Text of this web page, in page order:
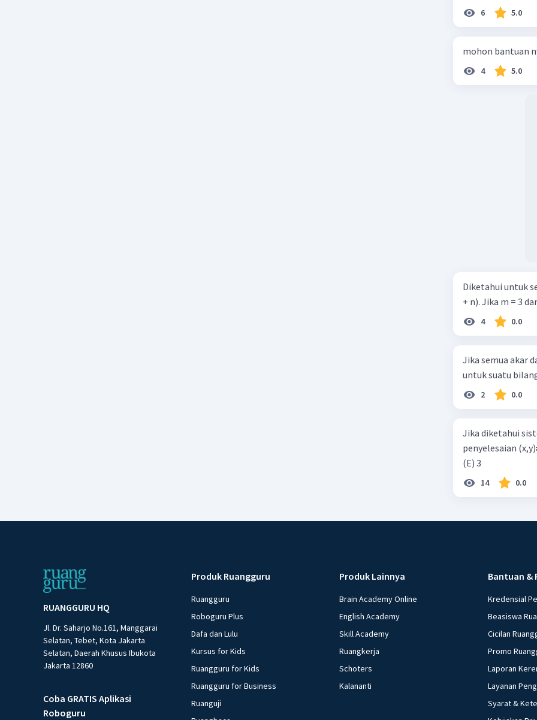
6 5.0
mohon bantuan
4 5.0
Diketahui untuk
+ n). Jika m = 3
4 0.0
Jika semua akar
untuk suatu
2 0.0
Jika diketahui
penyelesaian
(E) 3
14 0.0
RUANGGURU HQ
Jl. Dr. Saharjo No.161, Manggarai
Selatan, Tebet, Kota Jakarta
Selatan, Daerah Khusus Ibukota
Jakarta 12860
Coba GRATIS Aplikasi
Roboguru
Produk Ruangguru
Ruangguru
Roboguru Plus
Dafa dan Lulu
Kursus for Kids
Ruangguru for Kids
Ruangguru for Business
Ruanguji
Produk Lainnya
Brain Academy Online
English Academy
Skill Academy
Ruangkerja
Schoters
Kalananti
Bantuan &
Kredensial
Beasiswa
Cicilan
Promo
Laporan
Layanan
Syarat &